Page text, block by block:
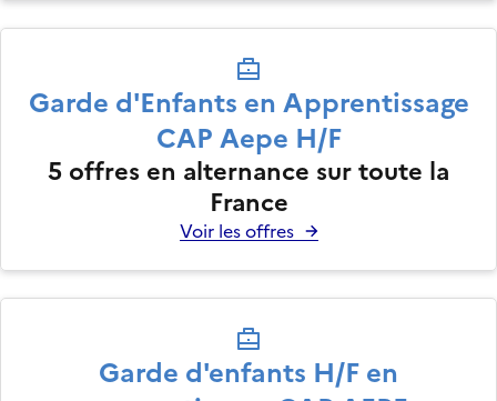
Garde d'Enfants en Apprentissage
CAP Aepe H/F
5 offres en alternance sur toute la
France
Voir les offres
Garde d'enfants H/F en